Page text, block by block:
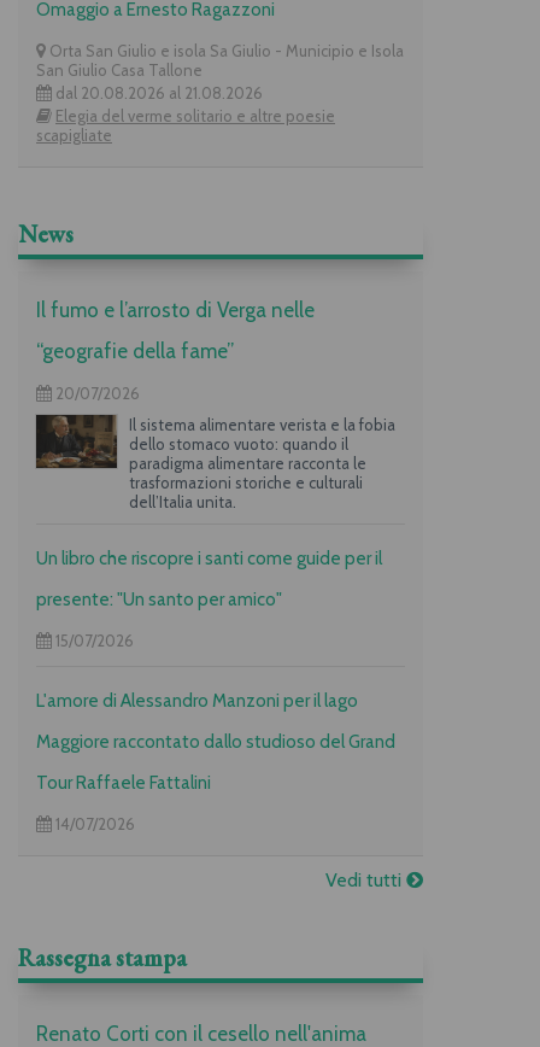
Omaggio a Ernesto Ragazzoni
Orta San Giulio e isola Sa Giulio - Municipio e Isola
San Giulio Casa Tallone
dal 20.08.2026 al 21.08.2026
Elegia del verme solitario e altre poesie
scapigliate
News
Il fumo e l’arrosto di Verga nelle
“geografie della fame”
20/07/2026
Il sistema alimentare verista e la fobia
dello stomaco vuoto: quando il
paradigma alimentare racconta le
trasformazioni storiche e culturali
dell’Italia unita.
Un libro che riscopre i santi come guide per il
presente: "Un santo per amico"
15/07/2026
L'amore di Alessandro Manzoni per il lago
Maggiore raccontato dallo studioso del Grand
Tour Raffaele Fattalini
14/07/2026
Vedi tutti
Rassegna stampa
Renato Corti con il cesello nell'anima